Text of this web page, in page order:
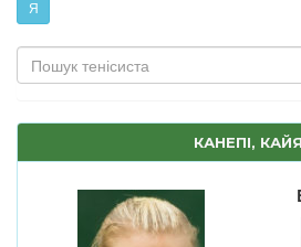
Я
КАНЕПІ, КАЙЯ